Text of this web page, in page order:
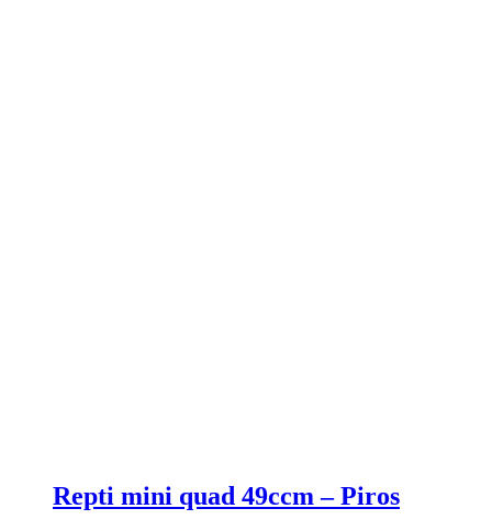
Repti mini quad 49ccm – Piros